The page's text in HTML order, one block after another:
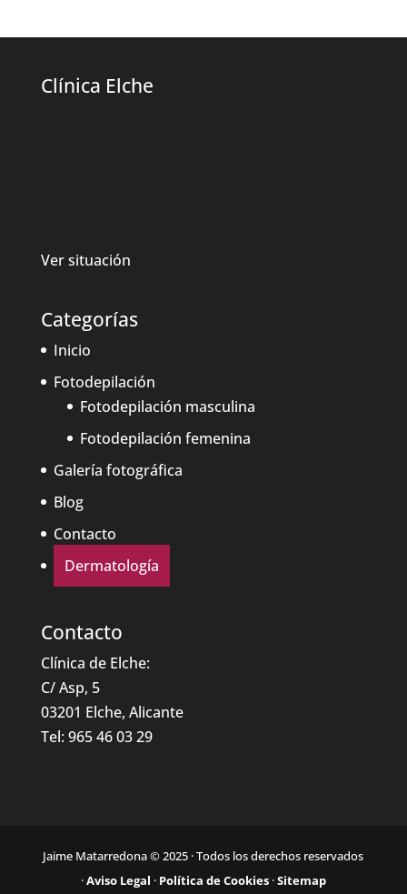
Clínica Elche
Ver situación
Categorías
Inicio
Fotodepilación
Fotodepilación masculina
Fotodepilación femenina
Galería fotográfica
Blog
Contacto
Dermatología
Contacto
Clínica de Elche:
C/ Asp, 5
03201 Elche, Alicante
Tel: 965 46 03 29
Jaime Matarredona © 2025 · Todos los derechos reservados
·Aviso Legal · Política de Cookies·Sitemap